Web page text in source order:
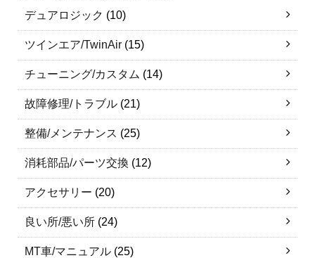
デュアロジック (10)
ツインエア/TwinAir (15)
チューニング/カスタム (14)
故障修理/トラブル (21)
整備/メンテナンス (25)
消耗部品/パーツ交換 (12)
アクセサリー (20)
良い所/悪い所 (24)
MT車/マニュアル (25)